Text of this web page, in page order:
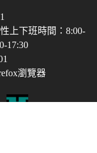
上下班時間：8:00-
17:30
瀏覽器